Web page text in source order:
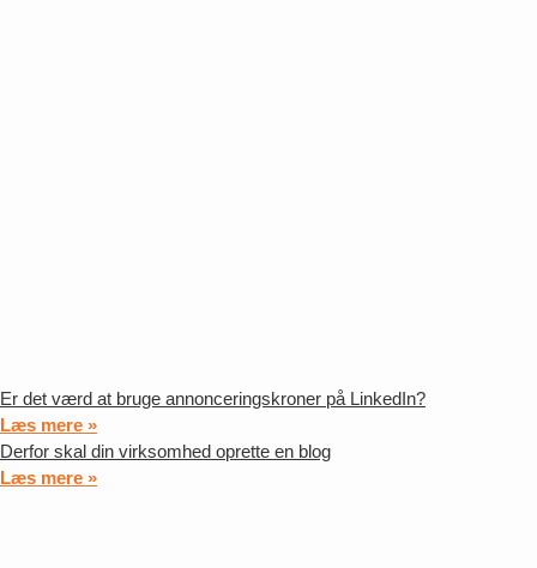
Er det værd at bruge annonceringskroner på LinkedIn?
Læs mere »
Derfor skal din virksomhed oprette en blog
Læs mere »